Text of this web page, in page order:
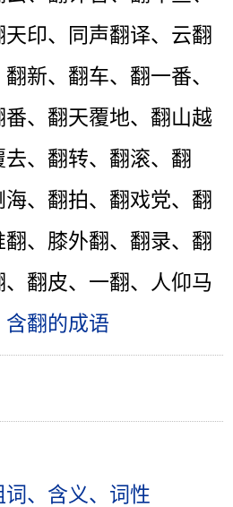
印、同声翻译、云翻
新、翻车、翻一番、
、翻天覆地、翻山越
、翻转、翻滚、翻
、翻拍、翻戏党、翻
、膝外翻、翻录、翻
翻皮、一翻、人仰马
含翻的成语
、含义、词性